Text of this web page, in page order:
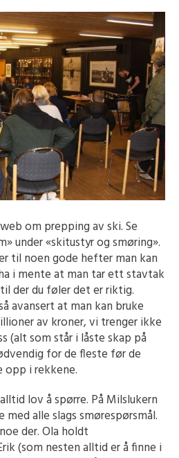
om prepping av ski. Se
under «skitustyr og smøring».
til noen gode hefter man kan
i mente at man tar ett stavtak
der du føler det er riktig.
avansert at man kan bruke
av kroner, vi trenger ikke
(alt som står i låste skap på
for de fleste før de
i rekkene.
lov å spørre. På Milslukern
alle slags smørespørsmål.
der. Ola holdt
(som nesten alltid er å finne i